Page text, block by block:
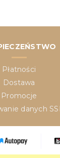
Płatności
Dostawa
Promocje
danych